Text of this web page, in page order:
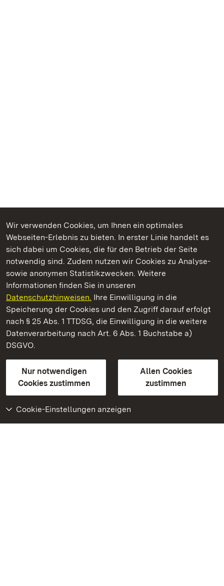
Wir verwenden Cookies, um Ihnen ein optimales
Webseiten-Erlebnis zu bieten. In erster Linie handelt es
sich dabei um Cookies, die für den Betrieb der Seite
notwendig sind. Zudem nutzen wir Cookies zu Analyse-
sowie anonymen Statistikzwecken. Weitere
Informationen finden Sie in unseren
Datenschutzhinweisen. Ihre Einwilligung in die
Speicherung der Cookies und den Zugriff darauf erfolgt
nach § 25 Abs. 1 TTDSG, die Einwilligung in die weitere
Datenverarbeitung nach Art. 6 Abs. 1 Buchstabe a)
DSGVO.
Nur notwendigen
Cookies zustimmen
Allen Cookies
zustimmen
Cookie-Einstellungen anzeigen
Kommen. Staunen. Genießen.
Residenzschloss Rastatt
Staatliche Schlösser und Gärten Baden-Württemberg
Kontakt
GebärdenspracheLeichte Sprache
Erklärung zur Barrierefreiheit
BITV-konform (geprüfte Seiten)
Weiteres